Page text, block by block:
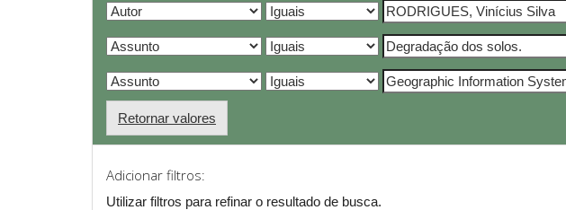
Retornar valores
Adicionar filtros:
Utilizar filtros para refinar o resultado de busca.